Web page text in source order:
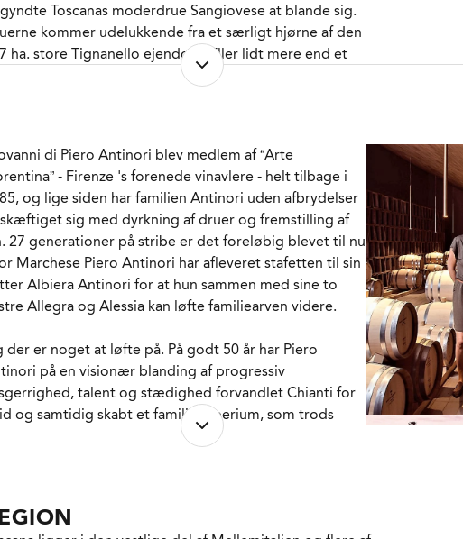
Toscanas moderdrue Sangiovese at blande sig.
kommer udelukkende fra et særligt hjørne af den
ha. store Tignanello ejendom. Eller lidt mere end et
for efterhånden som vinen fik
var vinen et eksperiment, som kun blev
på hjemmemarkedet i årene efter Antinori
brud med Sassicaia, men siden er vinen vokset
i kvalitet og kvantitet, og i dag er den en af de mest
italienske vine. Et gevinstgivende nummer på
internationale fine wine scene og beundret af
vinentusiaster.
sig op på 20%. Manuel høst i den sidste uge af
for Sangioveses og Cabernet Francs
og frem til den 14. oktober, hvor de sidste
Sauvignon druer kom i hus. 100% afstilkning og
sortering inden den individuelle gæring af de 3
endelige cuvée er sammenstukket hvorefter vinen er
yderligere 8 måneder i en blanding af nye og
di Piero Antinori blev medlem af “Arte
- Firenze 's forenede vinavlere - helt tilbage i
og lige siden har familien Antinori uden afbrydelser
sig med dyrkning af druer og fremstilling af
27 generationer på stribe er det foreløbig blevet til nu
Marchese Piero Antinori har afleveret stafetten til sin
Albiera Antinori for at hun sammen med sine to
Allegra og Alessia kan løfte familiearven videre.
der er noget at løfte på. På godt 50 år har Piero
på en visionær blanding af progressiv
talent og stædighed forvandlet Chianti for
og samtidig skabt et familieimperium, som trods
vokseværk på imponerende vis er forblevet
med den berømte vinkonsulent Giacomo